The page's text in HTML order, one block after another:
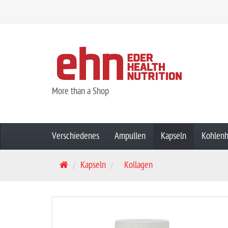
More than a Shop
Verschiedenes Ampullen Kapseln
S
Kapseln Kollagen